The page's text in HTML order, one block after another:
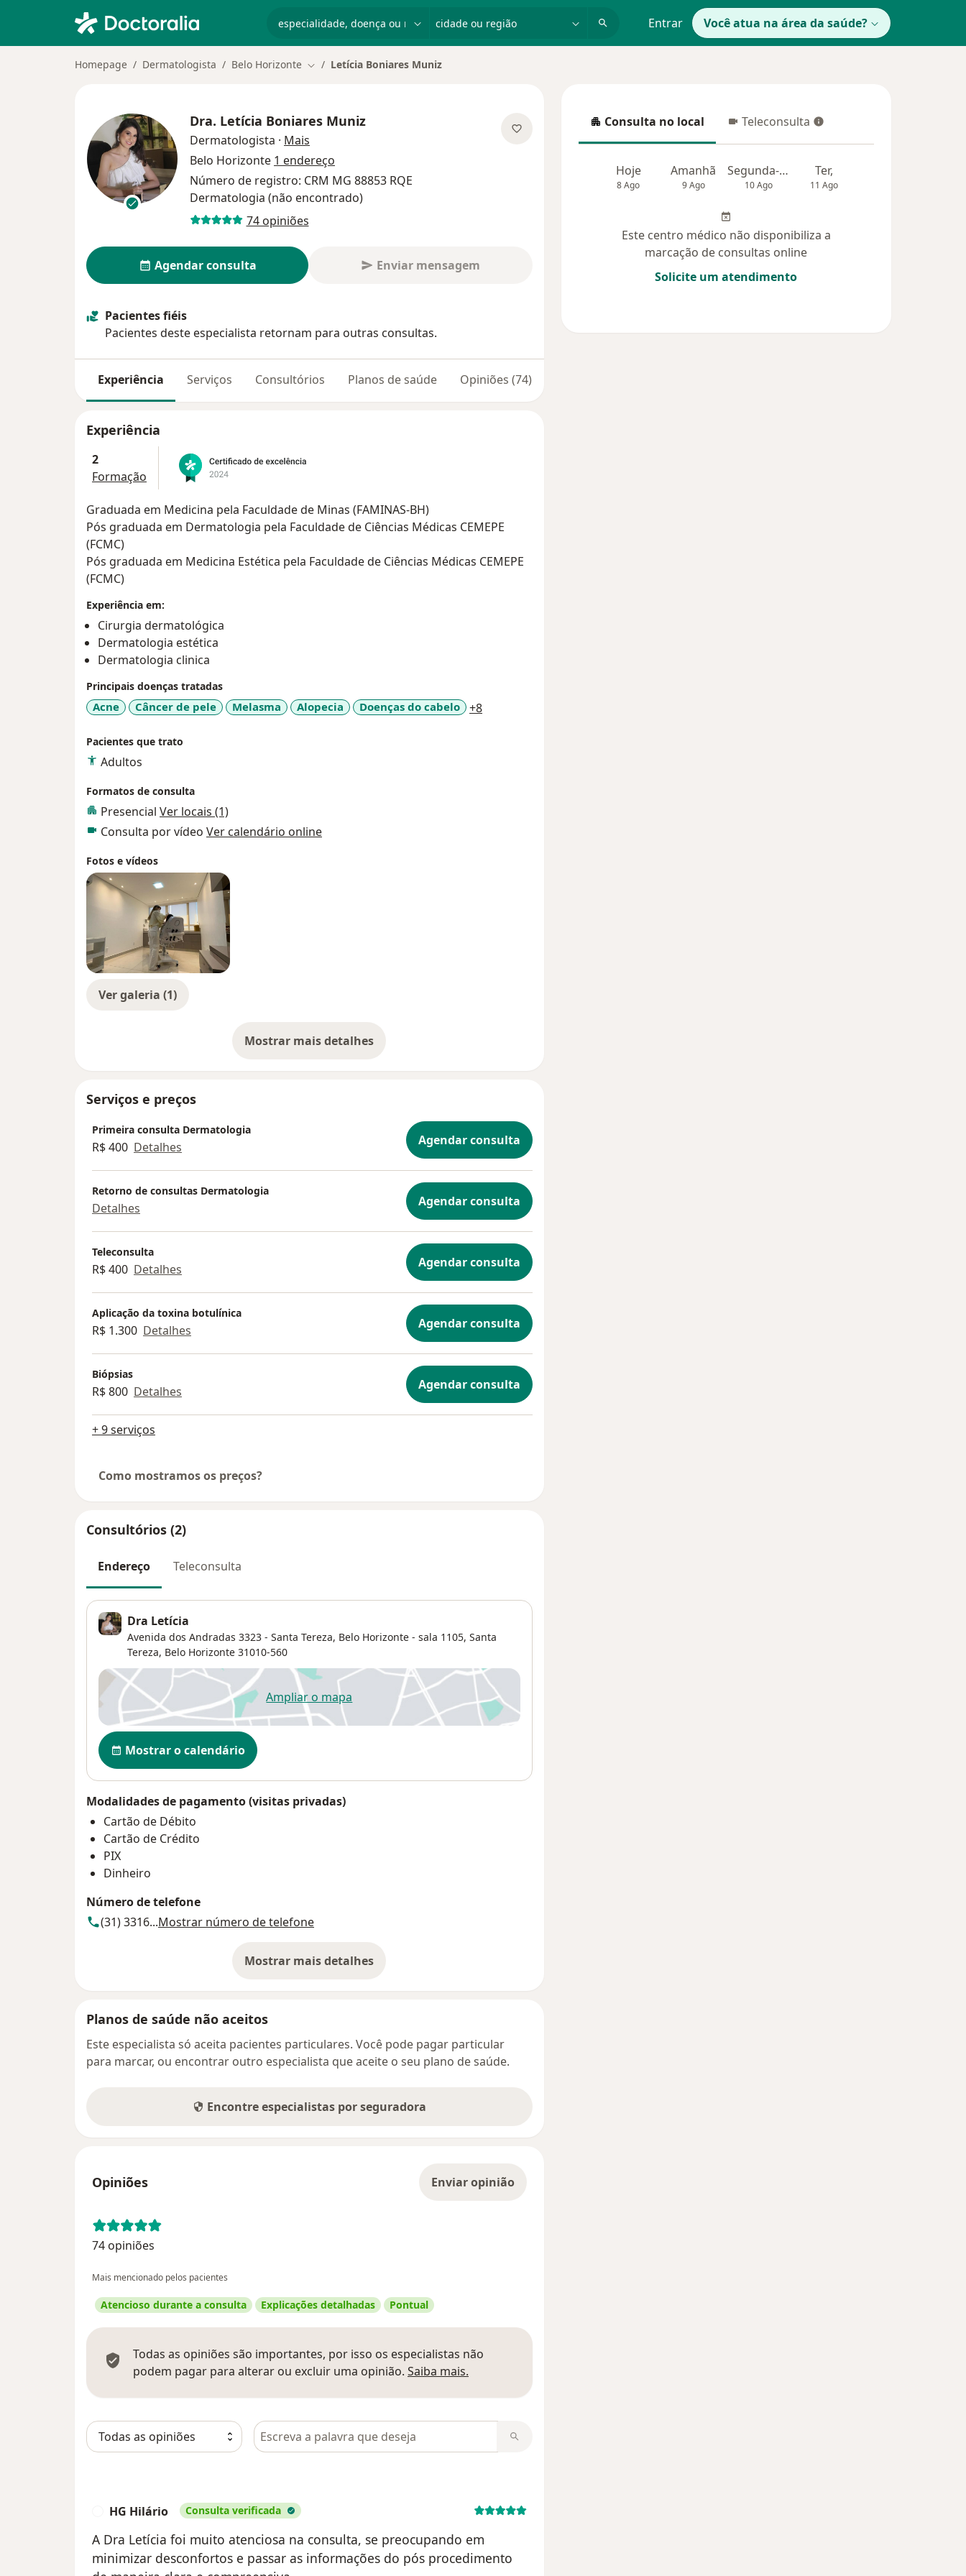
Entrar Você atua na área da saúde?
Homepage Dermatologista Belo Horizonte Mudar de cidade
Letícia Boniares Muniz
Dra. Letícia Boniares Muniz
Dermatologista · Mais
Belo Horizonte 1 endereço
Número de registro: CRM MG 88853 RQE
Dermatologia (não encontrado)
74 opiniões
Agendar consulta Enviar mensagem
Pacientes fiéis
Pacientes deste especialista retornam para outras consultas.
Experiência Serviços Consultórios Planos de saúde Opiniões (74)
Experiência
2
Formação
Graduada em Medicina pela Faculdade de Minas (FAMINAS-BH)
Pós graduada em Dermatologia pela Faculdade de Ciências Médicas CEMEPE
(FCMC)
Pós graduada em Medicina Estética pela Faculdade de Ciências Médicas CEMEPE
(FCMC)
Experiência em:
Cirurgia dermatológica
Dermatologia estética
Dermatologia clinica
Principais doenças tratadas
Acne Câncer de pele Melasma Alopecia Doenças do cabelo +8a11y_sr_more_diseases
Pacientes que trato
Adultos
Formatos de consulta
Presencial Ver locais (1)
Consulta por vídeo Ver calendário online
Fotos e vídeos
Ver galeria (1)
Mostrar mais detalhes
sobre a experiência
Serviços e preços
Primeira consulta Dermatologia
R$ 400 Detalhes Agendar consulta
Retorno de consultas Dermatologia
Detalhes Agendar consulta
Teleconsulta
R$ 400 Detalhes Agendar consulta
Aplicação da toxina botulínica
R$ 1.300 Detalhes Agendar consulta
Biópsias
R$ 800 Detalhes Agendar consulta
+ 9 serviços
Como mostramos os preços?
Consultórios (2)
Endereço Teleconsulta
Dra Letícia
Avenida dos Andradas 3323 - Santa Tereza, Belo Horizonte - sala 1105, Santa
Tereza, Belo Horizonte 31010-560
Ampliar o mapaabre num novo separador
Disponibilidade
Mostrar o calendário
Modalidades de pagamento (visitas privadas)
Cartão de Débito
Cartão de Crédito
PIX
Dinheiro
Número de telefone
(31) 3316...Mostrar número de telefone
Mostrar mais detalhes
sobre o endereço
Planos de saúde não aceitos
Este especialista só aceita pacientes particulares. Você pode pagar particular
para marcar, ou encontrar outro especialista que aceite o seu plano de saúde.
Encontre especialistas por seguradora
Opiniões Enviar opinião
74 opiniões
Mais mencionado pelos pacientes
Atencioso durante a consulta Explicações detalhadas Pontual
Todas as opiniões são importantes, por isso os especialistas não
podem pagar para alterar ou excluir uma opinião. Saiba mais.
Pesquisar em opiniões
HG Hilário Consulta verificada
A Dra Letícia foi muito atenciosa na consulta, se preocupando em
minimizar desconfortos e passar as informações do pós procedimento
Consulta no local
Consulta no local Teleconsulta
Teleconsulta
Hoje
8 Ago
Amanhã
9 Ago
Segunda-feira
10 Ago
Ter,
11 Ago
Este centro médico não disponibiliza a
marcação de consultas online
Solicite um atendimento